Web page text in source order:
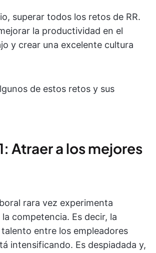
superar todos los retos de RR.
la productividad en el
y crear una excelente cultura
de estos retos y sus
Atraer a los mejores
rara vez experimenta
competencia. Es decir, la
entre los empleadores
intensificando. Es despiadada y,